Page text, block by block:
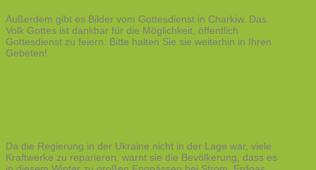
Außerdem gibt es Bilder vom Gottesdienst in Charkiw. Das
Volk Gottes ist dankbar für die Möglichkeit, öffentlich
Gottesdienst zu feiern. Bitte halten Sie sie weiterhin in Ihren
Gebeten!
Da die Regierung in der Ukraine nicht in der Lage war, viele
Kraftwerke zu reparieren, warnt sie die Bevölkerung, dass es